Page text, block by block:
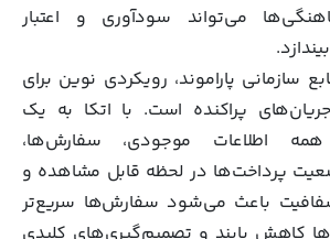
می‌تواند سودآوری و اعتبار
سازمانی پاراموند، رویکردی نوین برای
پراکنده است. با اتکا به یک
اطلاعات موجودی، سفارش‌ها،
پرداخت‌ها در لحظه قابل‌ مشاهده و
باعث می‌شود سفارش‌ها سریع‌تر